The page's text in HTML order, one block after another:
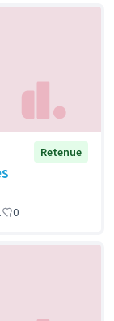
Retenue
0